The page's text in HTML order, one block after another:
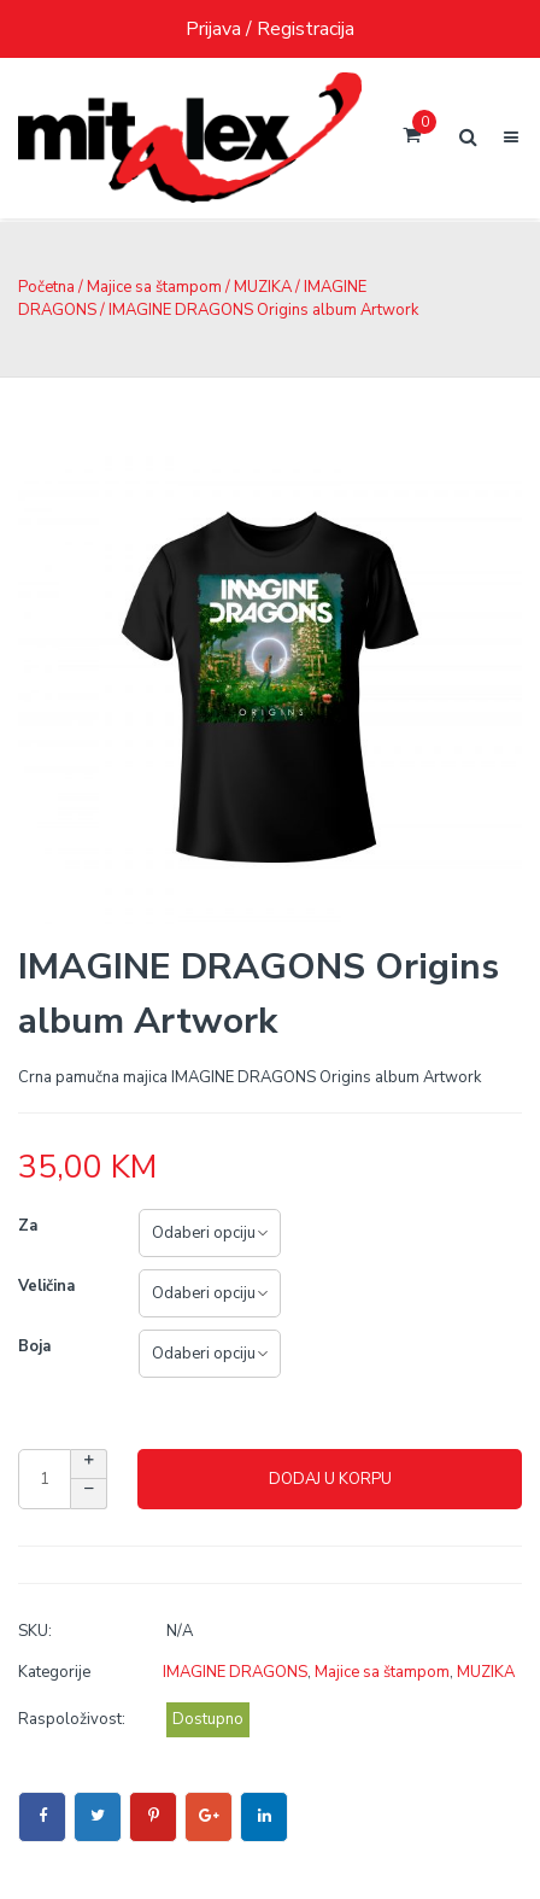
content
Prijava / Registracija
0
Početna /Majice sa štampom /MUZIKA/IMAGINE
DRAGONS/ IMAGINE DRAGONS Origins album Artwork
IMAGINE DRAGONS Origins
album Artwork
Crna pamučna majica IMAGINE DRAGONS Origins album Artwork
35,00 KM
Za
Veličina
Boja
DODAJ U KORPU
SKU:
N/A
Kategorije
IMAGINE DRAGONS, Majice sa štampom, MUZIKA
Raspoloživost: Dostupno